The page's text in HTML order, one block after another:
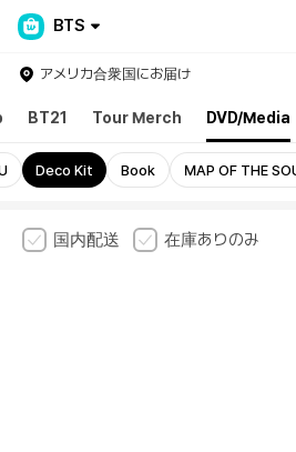
BTS
アメリカ合衆国にお届け
BT21 Tour Merch DVD/Media
Deco Kit Book MAP OF THE
国内配送 在庫ありのみ